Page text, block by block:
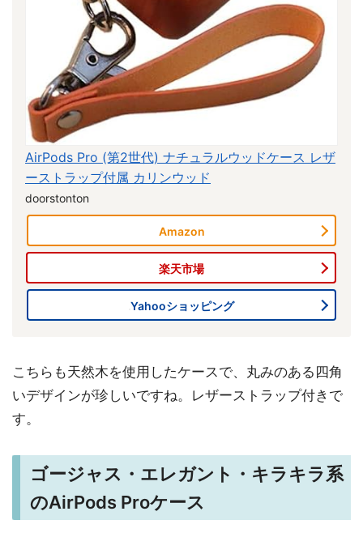
AirPods Pro (第2世代) ナチュラルウッドケース レザ
ーストラップ付属 カリンウッド
doorstonton
Amazon
楽天市場
Yahooショッピング
こちらも天然木を使用したケースで、丸みのある四角
いデザインが珍しいですね。レザーストラップ付きで
す。
ゴージャス・エレガント・キラキラ系
のAirPods Proケース